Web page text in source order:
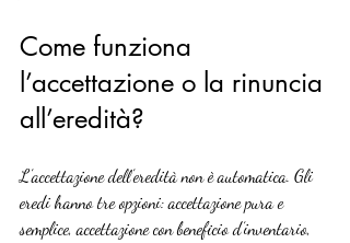
Come funziona
l’accettazione o la rinuncia
all’eredità?
L’accettazione dell’eredità non è automatica. Gli
eredi hanno tre opzioni: accettazione pura e
semplice, accettazione con beneficio d’inventario,